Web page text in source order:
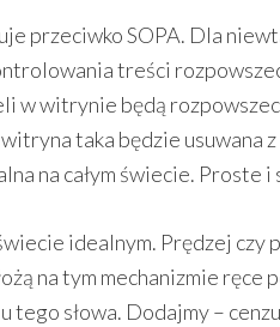
przeciwko SOPA. Dla
treści
w witrynie będą
taka będzie usuwana
na całym świecie. Proste i
idealnym. Prędzej czy
na tym mechanizmie ręce
tego słowa. Dodajmy –